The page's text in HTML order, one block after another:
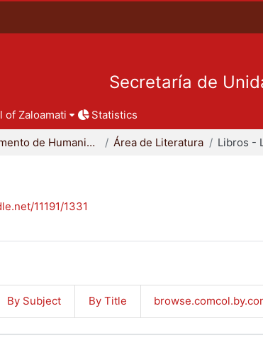
Secretaría de
of Zaloamati Statistics
Departamento de Humanidades Área de Literatura Libros -
11191/1331
By Subject By Title